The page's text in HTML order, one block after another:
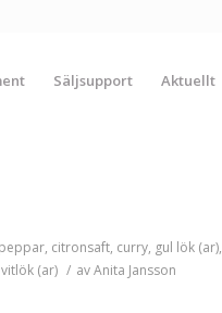
Säljsupport Aktuellt
, citronsaft, curry, gul lök (ar),
vitlök (ar) / avAnita Jansson